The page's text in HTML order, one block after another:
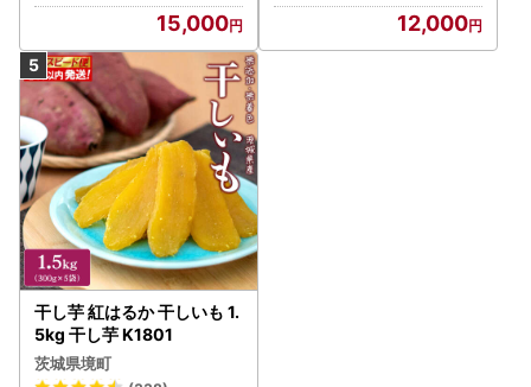
15,000 12,000
干し芋 紅はるか 干しいも 1.
5kg 干し芋 K1801
茨城県境町